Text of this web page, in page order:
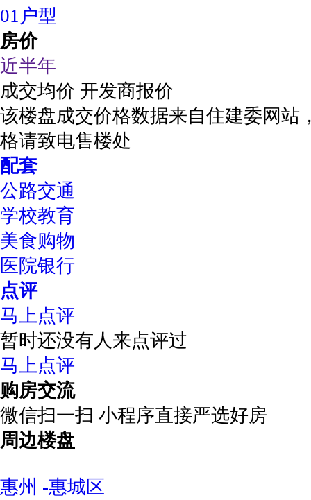
01户型
房价
近半年
成交均价 开发商报价
该楼盘成交价格数据来自住建委网站
格请致电售楼处
配套
公路交通
学校教育
美食购物
医院银行
点评
马上点评
暂时还没有人来点评过
马上点评
购房交流
微信扫一扫 小程序直接严选好房
周边楼盘
惠州 -惠城区